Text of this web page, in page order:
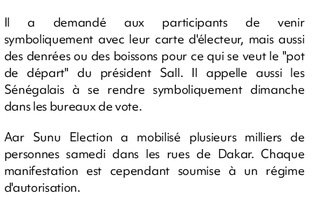
Il a demandé aux participants de venir
symboliquement avec leur carte d'électeur, mais aussi
des denrées ou des boissons pour ce qui se veut le "pot
de départ" du président Sall. Il appelle aussi les
Sénégalais à se rendre symboliquement dimanche
dans les bureaux de vote.
Aar Sunu Election a mobilisé plusieurs milliers de
personnes samedi dans les rues de Dakar. Chaque
manifestation est cependant soumise à un régime
d'autorisation.